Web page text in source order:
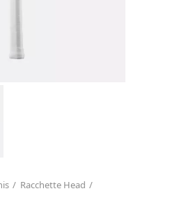
Racchette Head